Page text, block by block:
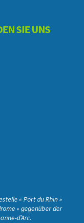
SIE UNS
« Port du Rhin »
» gegenüber der
d’Arc.